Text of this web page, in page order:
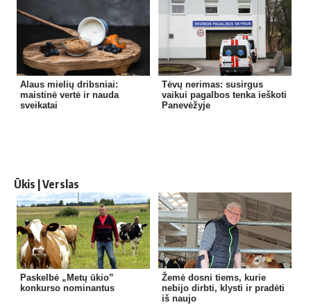
Alaus mielių dribsniai:
maistinė vertė ir nauda
sveikatai
Tėvų nerimas: susirgus
vaikui pagalbos tenka ieškoti
Panevėžyje
Ūkis | Verslas
Paskelbė „Metų ūkio”
konkurso nominantus
Žemė dosni tiems, kurie
nebijo dirbti, klysti ir pradėti
iš naujo